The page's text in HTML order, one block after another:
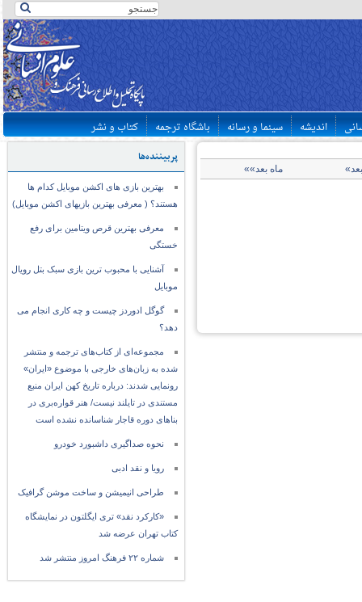
اندیشه سینما و رسانه باشگاه ترجمه کتاب و نشر
پربیننده‌ها
بهترین بازی های اکشن موبایل کدام ها
هستند؟ ( معرفی بهترین بازیهای اکشن موبایل)
معرفی بهترین قرص ویتامین برای رفع
خستگی
آشنایی با محبوب ترین بازی سبک بتل رویال
موبایل
گوگل ادوردز چیست و چه کاری انجام می
دهد؟
مجموعه‌ای از کتاب‌های ترجمه و منتشر
شده به زبان‌های خارجی با موضوع «ایران»
رونمایی شدند: درباره تاریخ کهن ایران منبع
مستندی در تایلند نیست/ هنر قواره‌بری در
بناهای دوره قاجار شناسانده نشده است
نحوه صداگیری داشبورد خودرو
رویا و نقد ادبی
طراحی انیمیشن و ساخت موشن گرافیک
«کارکرد نقد» تری ایگلتون در نمایشگاه
کتاب تهران عرضه شد
شماره ۲۲ فرهنگ امروز منتشر شد
ماه بعد»»